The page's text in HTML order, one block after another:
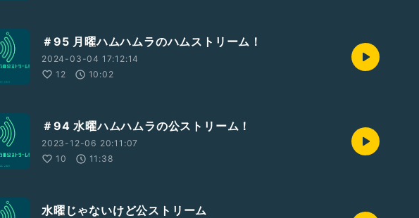
＃95 月曜ハムハムラのハムストリーム！
2024-03-04 17:12:14
12
10:02
＃94 水曜ハムハムラの公ストリーム！
2023-12-06 20:11:07
10
11:38
水曜じゃないけど公ストリーム